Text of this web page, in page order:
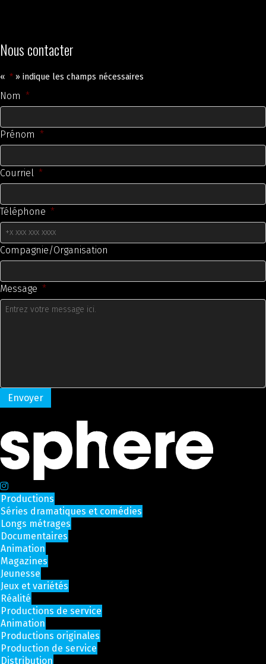
Nous contacter
« * » indique les champs nécessaires
Nom *
Prénom *
Courriel *
Téléphone *
Compagnie/Organisation
Message *
Productions
Séries dramatiques et comédies
Longs métrages
Documentaires
Animation
Magazines
Jeunesse
Jeux et variétés
Réalité
Productions de service
Animation
Productions originales
Production de service
Distribution